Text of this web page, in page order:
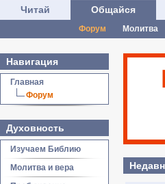
Читай Общайся
Форум Молитва
Навигация
Главная
Форум
Духовность
Изучаем Библию
Молитва и вера